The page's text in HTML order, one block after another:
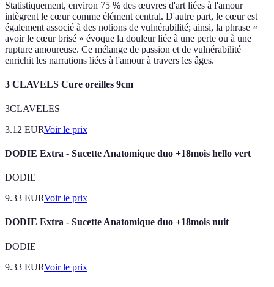
Statistiquement, environ 75 % des œuvres d'art liées à l'amour
intègrent le cœur comme élément central. D'autre part, le cœur est
également associé à des notions de vulnérabilité; ainsi, la phrase «
avoir le cœur brisé » évoque la douleur liée à une perte ou à une
rupture amoureuse. Ce mélange de passion et de vulnérabilité
enrichit les narrations liées à l'amour à travers les âges.
3 CLAVELS Cure oreilles 9cm
3CLAVELES
3.12 EURVoir le prix
DODIE Extra - Sucette Anatomique duo +18mois hello vert
DODIE
9.33 EURVoir le prix
DODIE Extra - Sucette Anatomique duo +18mois nuit
DODIE
9.33 EURVoir le prix